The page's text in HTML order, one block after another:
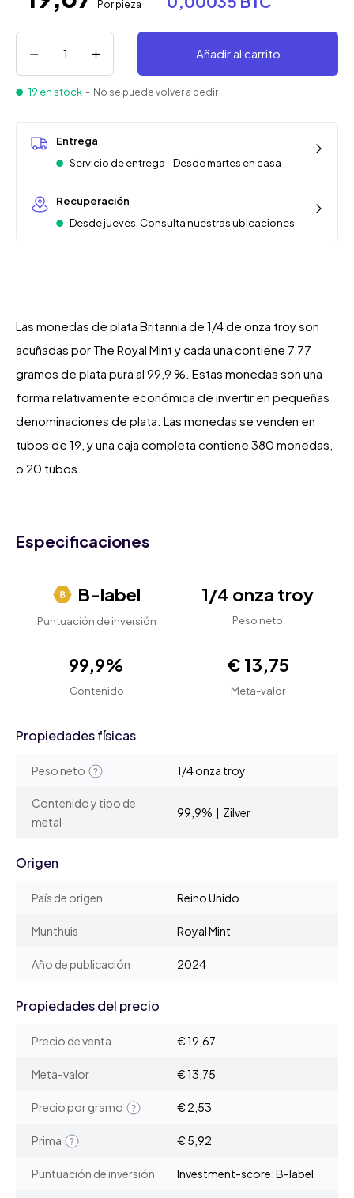
Por pieza
Añadir al carrito
19 en stock - No se puede volver a pedir
Entrega
Servicio de entrega - Desde martes en casa
Recuperación
Desde jueves. Consulta nuestras ubicaciones
Las monedas de plata Britannia de 1/4 de onza troy son
acuñadas por The Royal Mint y cada una contiene 7,77
gramos de plata pura al 99,9 %. Estas monedas son una
forma relativamente económica de invertir en pequeñas
denominaciones de plata. Las monedas se venden en
tubos de 19, y una caja completa contiene 380 monedas,
o 20 tubos.
Especificaciones
B-label
Puntuación de inversión
1/4 onza troy
Peso neto
99,9%
Contenido
€ 13,75
Meta-valor
Propiedades físicas
Peso neto 1/4 onza troy
Contenido y tipo de
metal
99,9% | Zilver
Origen
País de origen Reino Unido
Munthuis Royal Mint
Año de publicación 2024
Propiedades del precio
Precio de venta € 19,67
Meta-valor € 13,75
Precio por gramo € 2,53
Prima € 5,92
Puntuación de inversión Investment-score: B-label